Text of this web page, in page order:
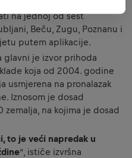
na jednoj od šest
Beču, Zugu, Poznanu i
putem aplikacije.
glavni je izvor prihoda
koja od 2004. godine
usmjerena na pronalazak
Iznosom je dosad
na kojima je dosad
to je veći napredak u
”, ističe izvršna